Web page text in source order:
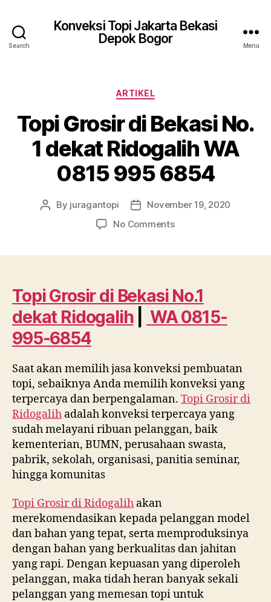
Search
Konveksi Topi Jakarta Bekasi
Depok Bogor
Menu
Categories
ARTIKEL
Topi Grosir di Bekasi No.
1 dekat Ridogalih WA
0815 995 6854
Post
By juragantopi
PostNovember 19, 2020
No Commentson
No.
1
dekat
995
6854
Topi Grosir di Bekasi No.1
dekat Ridogalih|
WA 0815-
995-6854
Saat akan memilih jasa konveksi pembuatan
topi, sebaiknya Anda memilih konveksi yang
terpercaya dan berpengalaman. Topi Grosir di
Ridogalih adalah konveksi terpercaya yang
sudah melayani ribuan pelanggan, baik
kementerian, BUMN, perusahaan swasta,
pabrik, sekolah, organisasi, panitia seminar,
hingga komunitas
Topi Grosir diRidogalih akan
merekomendasikan kepada pelanggan model
dan bahan yang tepat, serta memproduksinya
dengan bahan yang berkualitas dan jahitan
yang rapi. Dengan kepuasan yang diperoleh
pelanggan, maka tidah heran banyak sekali
pelanggan yang memesan topi untuk